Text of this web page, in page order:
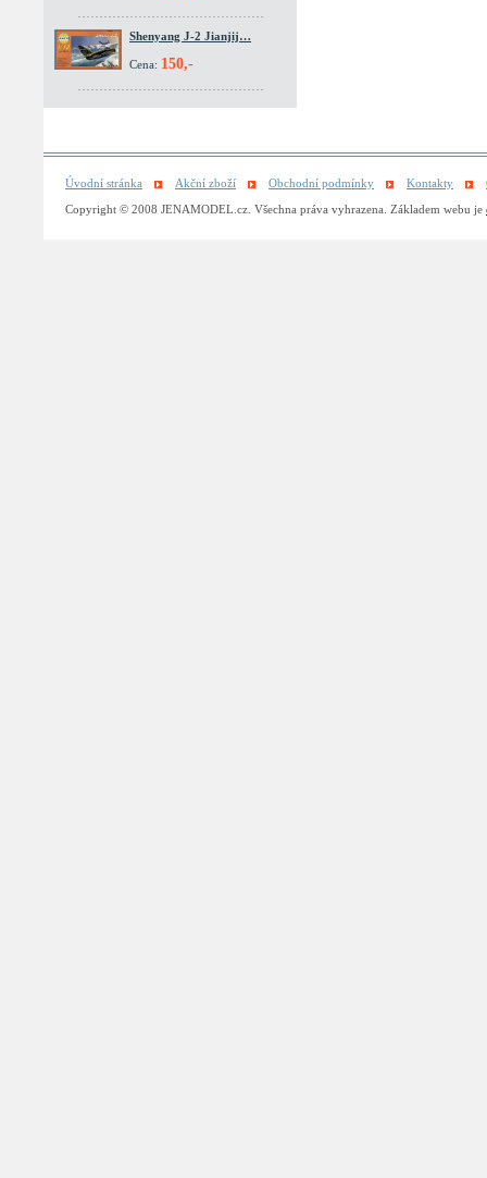
Shenyang J-2 Jianjij…
Cena: 150,-
Úvodní stránka Akční zboží Obchodní podmínky Kontakty
Copyright © 2008 JENAMODEL.cz. Všechna práva vyhrazena. Základem webu je